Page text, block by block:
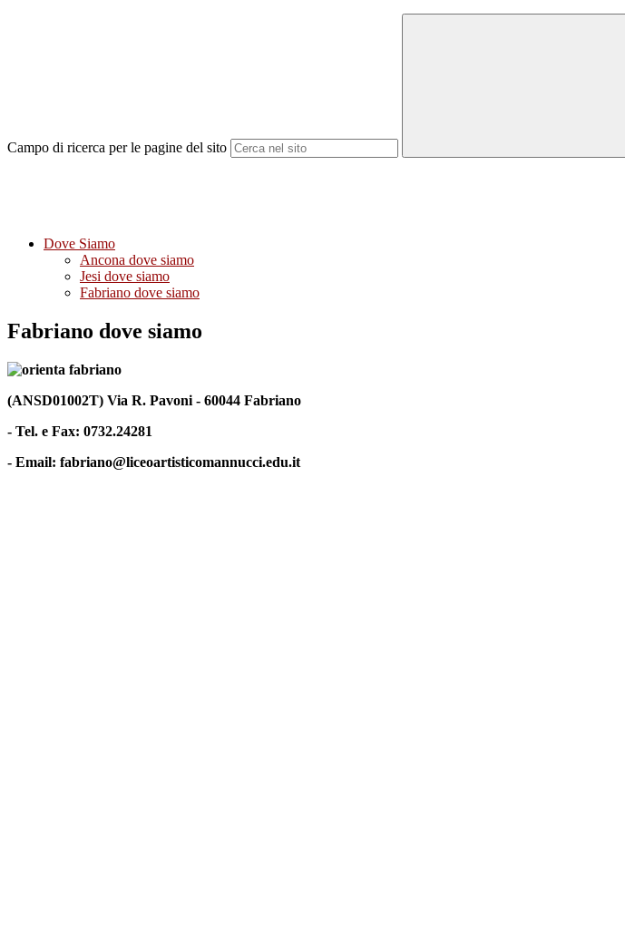
Campo di ricerca per le pagine del sito
Dove Siamo
Ancona dove siamo
Jesi dove siamo
Fabriano dove siamo
Fabriano dove siamo
(ANSD01002T) Via R. Pavoni - 60044 Fabriano
- Tel. e Fax: 0732.24281
- Email: fabriano@liceoartisticomannucci.edu.it